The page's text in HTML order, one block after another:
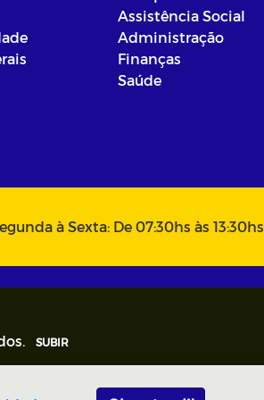
Assistência Social
Administração
Finanças
Saúde
à Sexta: De 07:30hs às 13:30hs
SUBIR